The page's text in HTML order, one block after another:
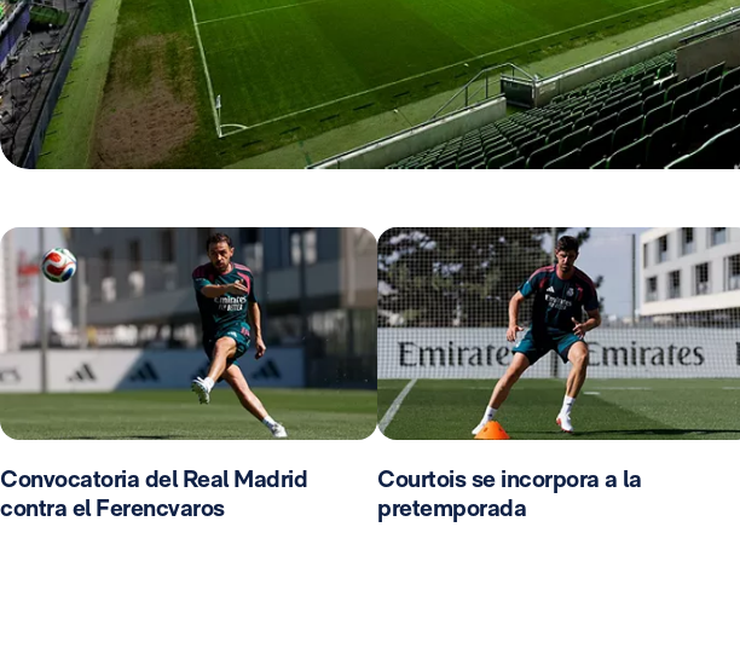
Convocatoria del Real Madrid
contra el Ferencvaros
Courtois se incorpora a la
pretemporada